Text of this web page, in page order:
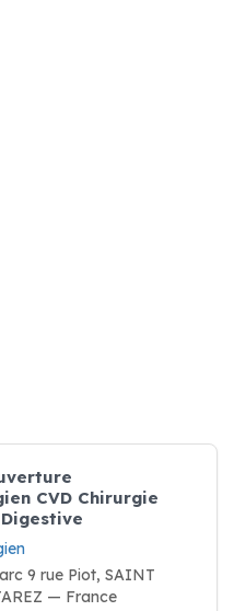
CVD Chirurgie
9 rue Piot, SAINT
— France